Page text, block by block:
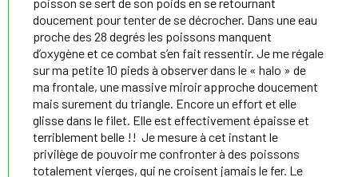
doucement pour tenter de se décrocher. Dans une eau
proche des 28 degrés les poissons manquent
d’oxygène et ce combat s’en fait ressentir. Je me régale
sur ma petite 10 pieds à observer dans le « halo » de
ma frontale, une massive miroir approche doucement
mais surement du triangle. Encore un effort et elle
glisse dans le filet. Elle est effectivement épaisse et
terriblement belle !! Je mesure à cet instant le
privilège de pouvoir me confronter à des poissons
totalement vierges, qui ne croisent jamais le fer. Le